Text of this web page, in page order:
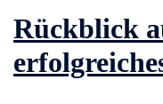
Rückblick